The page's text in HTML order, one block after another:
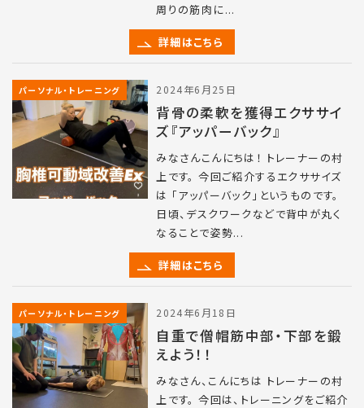
周りの筋肉に...
詳細はこちら
パーソナル・トレーニング 2024年6月25日
背骨の柔軟を獲得エクササイ
ズ『アッパーバック』
みなさんこんにちは！ トレーナーの村
上です。 今回ご紹介するエクササイズ
は 「アッパーバック」というものです。
日頃、デスクワークなどで背中が丸く
なることで姿勢...
詳細はこちら
パーソナル・トレーニング 2024年6月18日
自重で僧帽筋中部・下部を鍛
えよう！！
みなさん、こんにちは トレーナーの村
上です。 今回は、トレーニングをご紹介